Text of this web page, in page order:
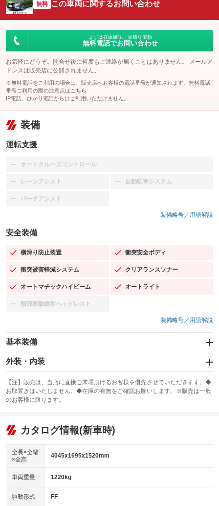
無料 この車両に関するお問い合わせ
まずは在庫確認・見積り依頼
無料電話でお問い合わせ
お気軽にどうぞ。問合せ後に何度もご連絡が届くことはありません。 メールア
ドレスは販売店に公開されません。
※無料電話をご利用の場合は、販売店へお客様の電話番号が通知されます。無料電話
番号ご利用の際の注意点は こちら
IP電話、ひかり電話からはご利用いただけません。
装備
運転支援
オートクルーズコントロール
：装備なし
レーンアシスト
：装備なし 自動駐車システム
：装備なし
パークアシスト
：装備なし
装備略号／用語解説
安全装備
横滑り防止装置
：装備あり 衝突安全ボディ
：装備あり
衝突被害軽減システム
：装備あり クリアランスソナー
：装備あり
オートマチックハイビーム
：装備あり オートライト
：装備あり
頸部衝撃緩和ヘッドレスト
：装備なし
装備略号／用語解説
基本装備
エアバッグ：運転席/助手席/サイド
：装備あり
：装備なし
サンルーフ
：装備なし ABS
リフトアップ
：装備なし
：装備なし
パワーウィンドウ
アイドリングストップ
：装備なし
USB入力端子
：装備あり
外装・内装
カーナビ：SDナビ
：装備あり
TV：フルセグ
：装備あり
ビジュアル
：装備なし
：装備なし
革シート
キーレス
HID(キセノンライト)
：装備なし
【注】販売は、当店に直接ご来場頂けるお客様を優先させていただきます。◆
お取置きはいたしません。◆在庫の有無をご確認お願いします。※販売は一般
のお客様に限ります。
カタログ情報(新車時)
全長×全幅
×全高
4045x1695x1520mm
車両重量 1220kg
駆動形式 FF